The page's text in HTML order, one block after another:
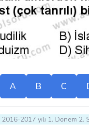
A B C
2016-2017 yılı 1. Dönem 2.